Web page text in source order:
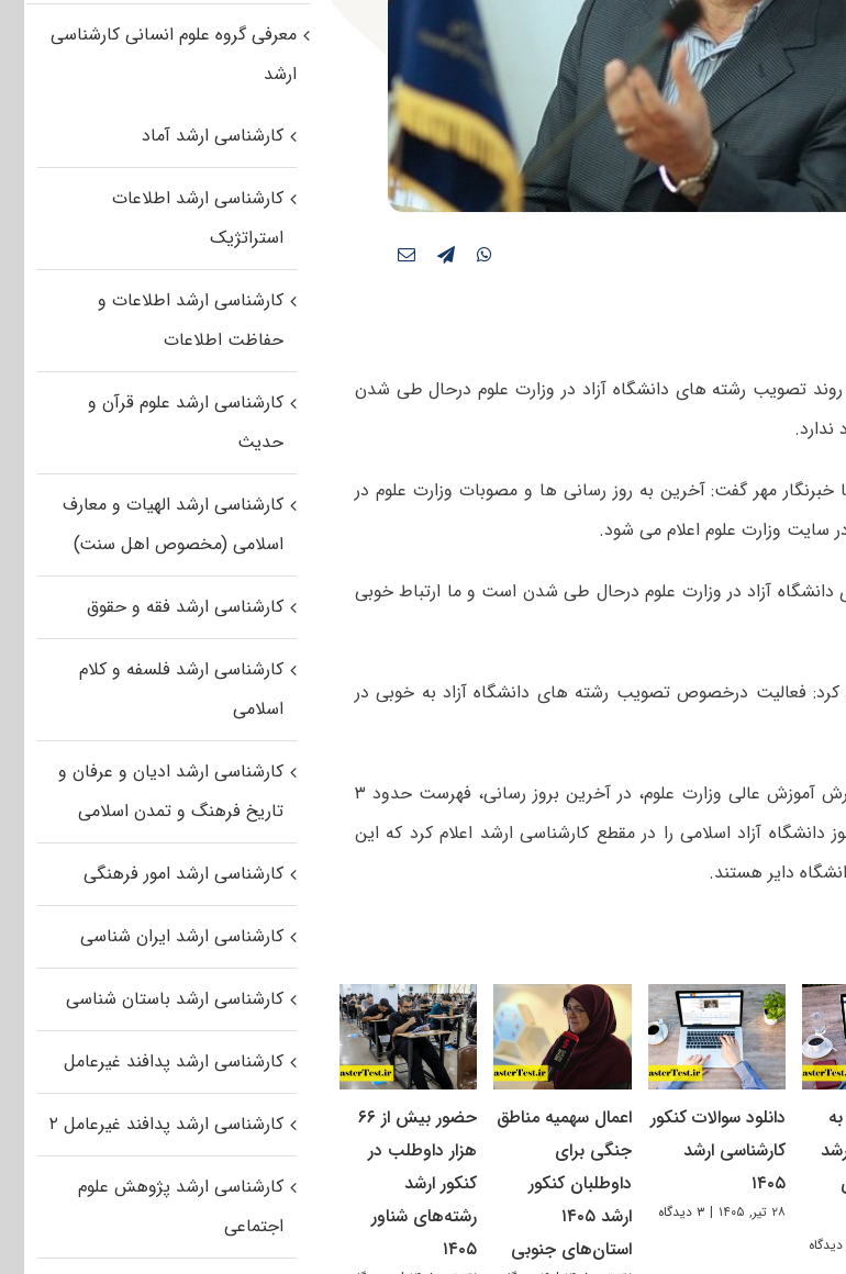
تصویب رشته های دانشگاه آزاد در وزارت علوم درحال طی شدن
خبرنگار مهر گفت: آخرین به روز رسانی ها و مصوبات وزارت علوم در
سایت وزارت علوم اعلام می شود.
آزاد در وزارت علوم درحال طی شدن است و ما ارتباط خوبی
کرد: فعالیت درخصوص تصویب رشته های دانشگاه آزاد به خوبی در
به گزارش خبرنگار مهر، دفتر گسترش آموزش عالی وزارت علوم، در آخرین بروز رسانی، فهرست حدود ۳
مجوز دانشگاه آزاد اسلامی را در مقطع کارشناسی ارشد اعلام کرد که این
دانلود سوالات کنکور
کارشناسی ارشد
۱۴۰۵
۲۸ تیر, ۱۴۰۵ | ۳ دیدگاه
اعمال سهمیه مناطق
جنگی برای
داوطلبان کنکور
ارشد ۱۴۰۵
استان‌های جنوبی
حضور بیش از ۶۶
هزار داوطلب در
کنکور ارشد
رشته‌های شناور
۱۴۰۵
معرفی گروه علوم انسانی کارشناسی
ارشد
کارشناسی ارشد آماد
کارشناسی ارشد اطلاعات
استراتژیک
کارشناسی ارشد اطلاعات و
حفاظت اطلاعات
کارشناسی ارشد علوم قرآن و
حدیث
کارشناسی ارشد الهیات و معارف
اسلامی (مخصوص اهل سنت)
کارشناسی ارشد فقه و حقوق
کارشناسی ارشد فلسفه و کلام
اسلامی
کارشناسی ارشد ادیان و عرفان و
تاریخ فرهنگ و تمدن اسلامی
کارشناسی ارشد امور فرهنگی
کارشناسی ارشد ایران شناسی
کارشناسی ارشد باستان شناسی
کارشناسی ارشد پدافند غیرعامل
کارشناسی ارشد پدافند غیرعامل ۲
کارشناسی ارشد پژوهش علوم
اجتماعی